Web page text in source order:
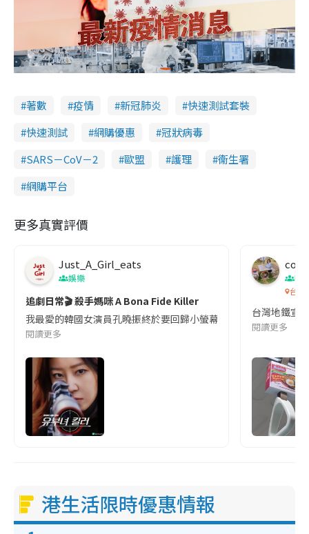
著數 疫情 新冠肺炎
快速測試套裝
快速測試
網購優惠
冠狀病毒
SARS－CoV－2
歐盟 護理
衞生署
網購平台
更多真實評價
Just_A_Girl_eats
娛樂
追劇日常🎬 殺手媽咪 A Bona Fide Killer
我最愛的韓國女演員孔曉振終於要回歸小螢幕啦!這次的劇本改編
閱讀更多
co
吹
台灣
台灣地鐵宣
閱讀更多
港生活限時優惠情報